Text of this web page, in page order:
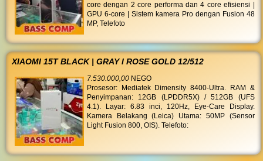
core dengan 2 core performa dan 4 core efisiensi |
GPU 6-core | Sistem kamera Pro dengan Fusion 48
MP, Telefoto
XIAOMI 15T BLACK | GRAY I ROSE GOLD 12/512
7.530.000,00 NEGO
Prosesor: Mediatek Dimensity 8400-Ultra. RAM &
Penyimpanan: 12GB (LPDDR5X) / 512GB (UFS
4.1). Layar: 6.83 inci, 120Hz, Eye-Care Display.
Kamera Belakang (Leica) Utama: 50MP (Sensor
Light Fusion 800, OIS). Telefoto: